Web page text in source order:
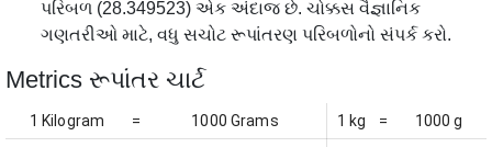
પરિબળ (28.349523) એક અંદાજ છે. ચોક્કસ વૈજ્ઞાનિક
ગણતરીઓ માટે, વધુ સચોટ રૂપાંતરણ પરિબળોનો સંપર્ક કરો.
Metrics રૂપાંતર ચાર્ટ
1 Kilogram = 1000 Grams 1 kg = 1000 g